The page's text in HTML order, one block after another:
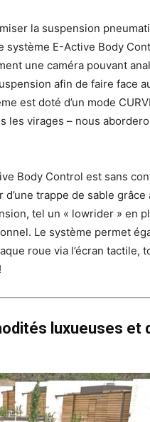
la suspension
système E-Active Body
une caméra pouvant
afin de faire face
est doté d’un mode
les virages – nous
Body Control est sans
d’une trappe de sable
tel un « lowrider » en
Le système permet
roue via l’écran tactile,
luxueuses et